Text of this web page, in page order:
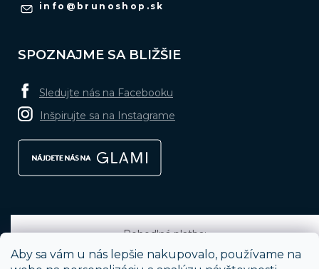
Aby sa vám u nás lepšie nakupovalo, používame na
info @ brunoshop.sk
SPOZNAJME SA BLIŽŠIE
Sledujte nás na Facebooku
Inšpirujte sa na Instagrame
Pohodlná platba: